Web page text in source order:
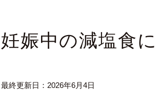
妊娠中の減塩食
最終更新日： 2026年6月4日